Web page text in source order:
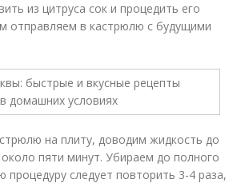
из цитруса сок и процедить его
отправляем в кастрюлю с будущими
на плиту, доводим жидкость до
пяти минут. Убираем до полного
процедуру следует повторить 3-4 раза,